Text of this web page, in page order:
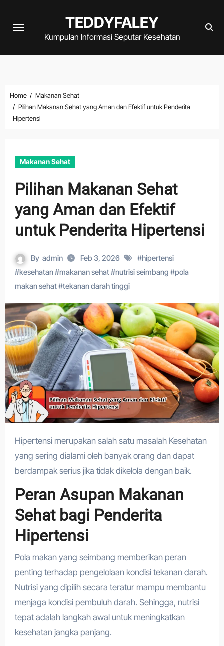
TEDDYFALEY
Kumpulan Informasi Seputar Kesehatan
Home
Makanan Sehat
Pilihan Makanan Sehat yang Aman dan Efektif untuk Penderita
Hipertensi
Makanan Sehat
Pilihan Makanan Sehat
yang Aman dan Efektif
untuk Penderita Hipertensi
By admin Feb 3, 2026 #hipertensi
#kesehatan#makanan sehat#nutrisi seimbang #pola
makan sehat#tekanan darah tinggi
Hipertensi merupakan salah satu masalah Kesehatan
yang sering dialami oleh banyak orang dan dapat
berdampak serius jika tidak dikelola dengan baik.
Peran Asupan Makanan
Sehat bagi Penderita
Hipertensi
Pola makan yang seimbang memberikan peran
penting terhadap pengelolaan kondisi tekanan darah.
Nutrisi yang dipilih secara teratur mampu membantu
menjaga kondisi pembuluh darah. Sehingga, nutrisi
tepat adalah langkah awal untuk meningkatkan
kesehatan jangka panjang.